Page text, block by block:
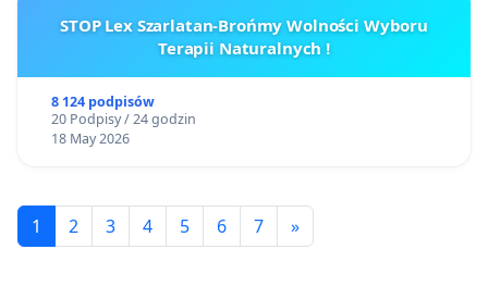
STOP Lex Szarlatan-Brońmy Wolności Wyboru
Terapii Naturalnych !
8 124 podpisów
20 Podpisy / 24 godzin
18 May 2026
1 2 3 4 5 6 7 »